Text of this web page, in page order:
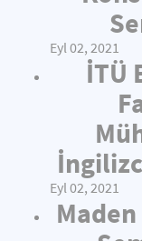
Eyl 02, 2021
İTÜ
Eyl 02, 2021